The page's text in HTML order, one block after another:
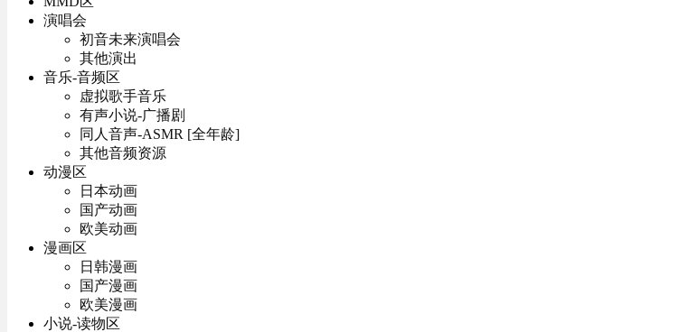
演唱会
初音未来演唱会
其他演出
音乐-音频区
虚拟歌手音乐
有声小说-广播剧
同人音声-ASMR [全年龄]
其他音频资源
动漫区
日本动画
国产动画
欧美动画
漫画区
日韩漫画
国产漫画
欧美漫画
小说-读物区